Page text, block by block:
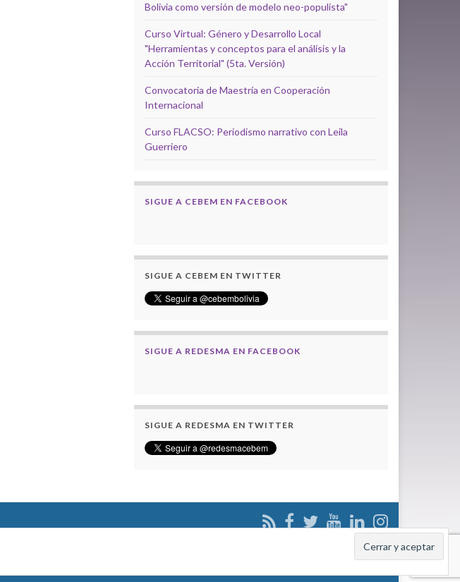
Bolivia como versión de modelo neo-populista"
Curso Virtual: Género y Desarrollo Local
"Herramientas y conceptos para el análisis y la
Acción Territorial" (5ta. Versión)
Convocatoria de Maestría en Cooperación
Internacional
Curso FLACSO: Periodismo narrativo con Leila
Guerriero
SIGUE A CEBEM EN FACEBOOK
SIGUE A CEBEM EN TWITTER
SIGUE A REDESMA EN FACEBOOK
SIGUE A REDESMA EN TWITTER